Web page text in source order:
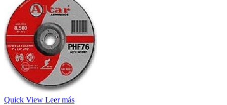
Quick View Leer más